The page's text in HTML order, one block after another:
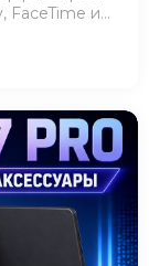
FaceTime и